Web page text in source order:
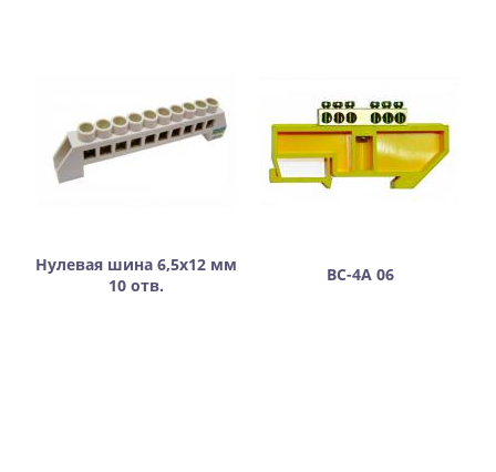
Нулевая шина 6,5х12 мм
10 отв.
ВС-4А 06